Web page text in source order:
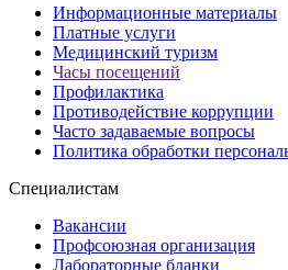
Информационные материалы
Платные услуги
Медицинский туризм
Часы посещений
Профилактика
Противодействие коррупции
Часто задаваемые вопросы
Политика обработки
Специалистам
Вакансии
Профсоюзная организация
Лабораторные бланки